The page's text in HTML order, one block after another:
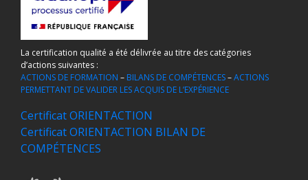
La certification qualité a été délivrée au titre des catégories
d’actions suivantes :
ACTIONS DE FORMATION – BILANS DE COMPÉTENCES–ACTIONS
PERMETTANT DE VALIDER LES ACQUIS DE L’EXPÉRIENCE
Certificat ORIENTACTION
Certificat ORIENTACTION BILAN DE
COMPÉTENCES